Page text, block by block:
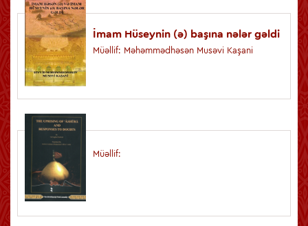
İmam Hüseynin (ə) başına nələr gəldi
Müəllif: Məhəmmədhəsən Musəvi Kaşani
Müəllif: